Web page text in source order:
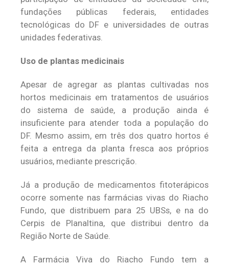
fundações públicas federais, entidades
tecnológicas do DF e universidades de outras
unidades federativas.
Uso de plantas medicinais
Apesar de agregar as plantas cultivadas nos
hortos medicinais em tratamentos de usuários
do sistema de saúde, a produção ainda é
insuficiente para atender toda a população do
DF. Mesmo assim, em três dos quatro hortos é
feita a entrega da planta fresca aos próprios
usuários, mediante prescrição.
Já a produção de medicamentos fitoterápicos
ocorre somente nas farmácias vivas do Riacho
Fundo, que distribuem para 25 UBSs, e na do
Cerpis de Planaltina, que distribui dentro da
Região Norte de Saúde.
A Farmácia Viva do Riacho Fundo tem a